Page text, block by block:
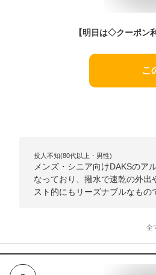
こ
投人不知(80代以上・男性)
メンズ・シニア向けDAKSのア
なっており、撥水で速乾の外
スト的にもリーズナブルなも
全